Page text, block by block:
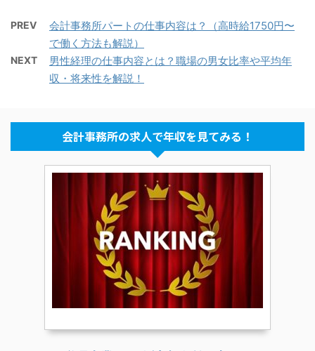
PREV
会計事務所パートの仕事内容は？（高時給1750円〜
で働く方法も解説）
NEXT
男性経理の仕事内容とは？職場の男女比率や平均年
収・将来性を解説！
会計事務所の求人で年収を見てみる！